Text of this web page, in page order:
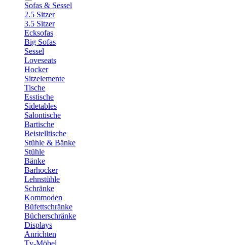
Sofas & Sessel
2.5 Sitzer
3.5 Sitzer
Ecksofas
Big Sofas
Sessel
Loveseats
Hocker
Sitzelemente
Tische
Esstische
Sidetables
Salontische
Bartische
Beistelltische
Stühle & Bänke
Stühle
Bänke
Barhocker
Lehnstühle
Schränke
Kommoden
Büfettschränke
Bücherschränke
Displays
Anrichten
Tv-Möbel